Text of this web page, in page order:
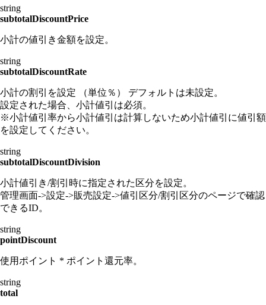
string
subtotalDiscountPrice
小計の値引き金額を設定。
string
subtotalDiscountRate
小計の割引を設定 （単位％） デフォルトは未設定。
設定された場合、小計値引は必須。
※小計値引率から小計値引は計算しないため小計値引に値引額
を設定してください。
string
subtotalDiscountDivision
小計値引き/割引時に指定された区分を設定。
管理画面->設定->販売設定->値引区分/割引区分のページで確認
できるID。
string
pointDiscount
使用ポイント * ポイント還元率。
string
total